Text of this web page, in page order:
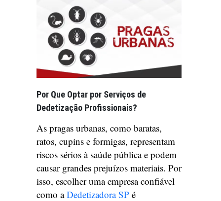
Por Que Optar por Serviços de
Dedetização Profissionais?
As pragas urbanas, como baratas,
ratos, cupins e formigas, representam
riscos sérios à saúde pública e podem
causar grandes prejuízos materiais. Por
isso, escolher uma empresa confiável
como aDedetizadora SP é